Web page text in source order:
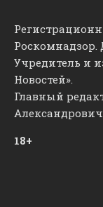
Роскомнадзор.
Учредитель и
Новостей».
Главный
Александрович
18+